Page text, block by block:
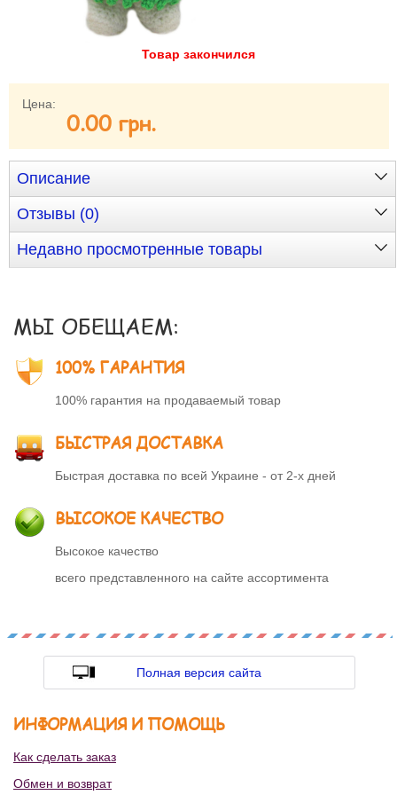
Забыли пароль?
Забыли имя пользователя (логин)?Товар закончился
Цена:
0.00 грн.
Описание
Отзывы (0)
Недавно просмотренные товары
МЫ ОБЕЩАЕМ:
100% ГАРАНТИЯ
100% гарантия на продаваемый товар
БЫСТРАЯ ДОСТАВКА
Быстрая доставка по всей Украине - от 2-х дней
ВЫСОКОЕ КАЧЕСТВО
Высокое качество
всего представленного на сайте ассортимента
Полная версия сайта
ИНФОРМАЦИЯ И ПОМОЩЬ
Как сделать заказ
Обмен и возврат